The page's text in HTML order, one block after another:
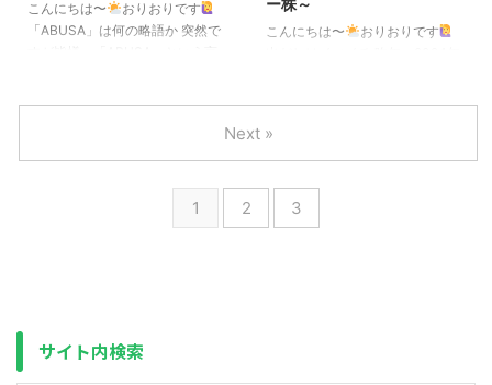
になっています。 この「メガ
10」ですが、過去5年のパフォー
長ファンド・iFreeNEXT
FANG+インデックス・楽天・オ
こんにちは〜
おりおりです
「ABUSA」は何の略語か 突然で
うにトレンドの投資対象を表した
ブラジル（Brazil）、ロシア
（Russia）、インド（India）、
ー株～
こんにちは〜
おりおりです
すが、その後はどうなったのでし
ょうか。 この日からの値動きを
主要ファンドと比較するとこうな
ります。 Zテック20の設定日
（2024年12月11日）を100とし
1 2 3
Next »
サイト内検索